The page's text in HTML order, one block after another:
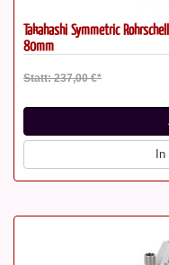
Takahashi Symmetric
80mm
Statt: 237,00 €*